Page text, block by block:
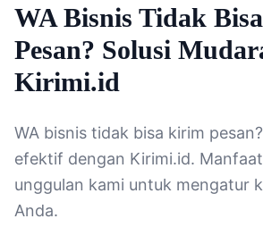
WA Bisnis Tidak
Pesan? Solusi
Kirimi.id
WA bisnis tidak bisa kirim
efektif dengan Kirimi.id.
unggulan kami untuk mengatur
Anda.